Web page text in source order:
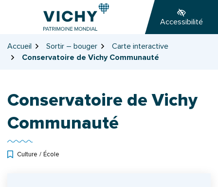
page
Accessibilité
Accueil Sortir – bouger
Carte interactive
Conservatoire de Vichy Communauté
Conservatoire de Vichy
Communauté
Culture / École